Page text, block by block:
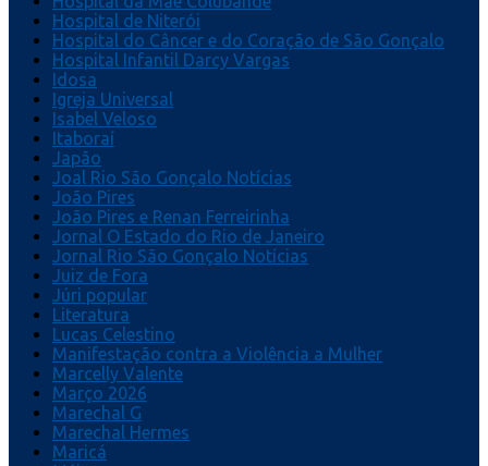
Hospital de Niterói
Hospital do Câncer e do Coração de São Gonçalo
Hospital Infantil Darcy Vargas
Idosa
Igreja Universal
Isabel Veloso
Itaboraí
Japão
Joal Rio São Gonçalo Notícias
João Pires
João Pires e Renan Ferreirinha
Jornal O Estado do Rio de Janeiro
Jornal Rio São Gonçalo Notícias
Juiz de Fora
Júri popular
Literatura
Lucas Celestino
Manifestação contra a Violência a Mulher
Marcelly Valente
Março 2026
Marechal G
Marechal Hermes
Maricá